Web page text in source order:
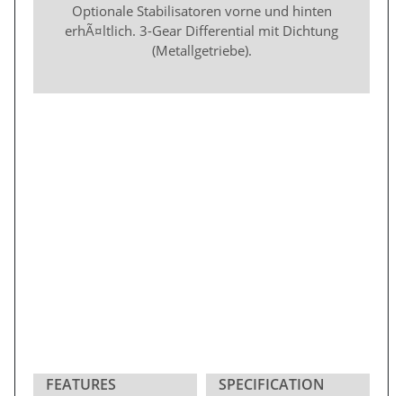
Optionale Stabilisatoren vorne und hinten
erhÃ¤ltlich. 3-Gear Differential mit Dichtung
(Metallgetriebe).
FEATURES SPECIFICATION